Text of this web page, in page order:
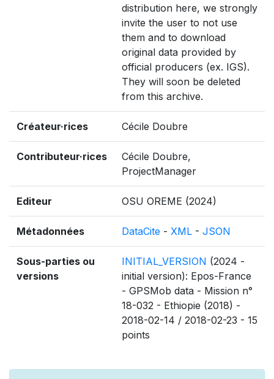
distribution here, we strongly
invite the user to not use
them and to download
original data provided by
official producers (ex. IGS).
They will soon be deleted
from this archive.
Créateur·rices Cécile Doubre
Contributeur·rices
Cécile Doubre,
ProjectManager
Editeur OSU OREME (2024)
Métadonnées DataCite - XML - JSON
Sous-parties ou
versions
INITIAL_VERSION (2024 -
initial version): Epos-France
- GPSMob data - Mission n°
18-032 - Ethiopie (2018) -
2018-02-14 / 2018-02-23 - 15
points